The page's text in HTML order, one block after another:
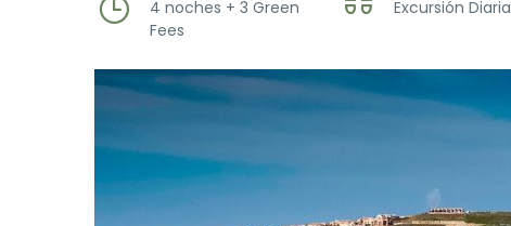
4 noches + 3 Green
Fees
Excursión Diaria